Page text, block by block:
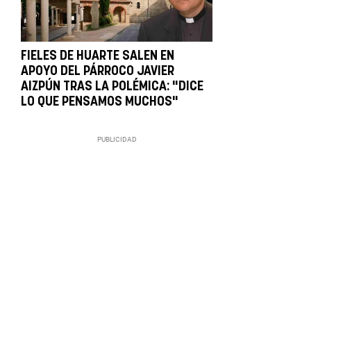
FIELES DE HUARTE SALEN EN
APOYO DEL PÁRROCO JAVIER
AIZPÚN TRAS LA POLÉMICA: "DICE
LO QUE PENSAMOS MUCHOS"